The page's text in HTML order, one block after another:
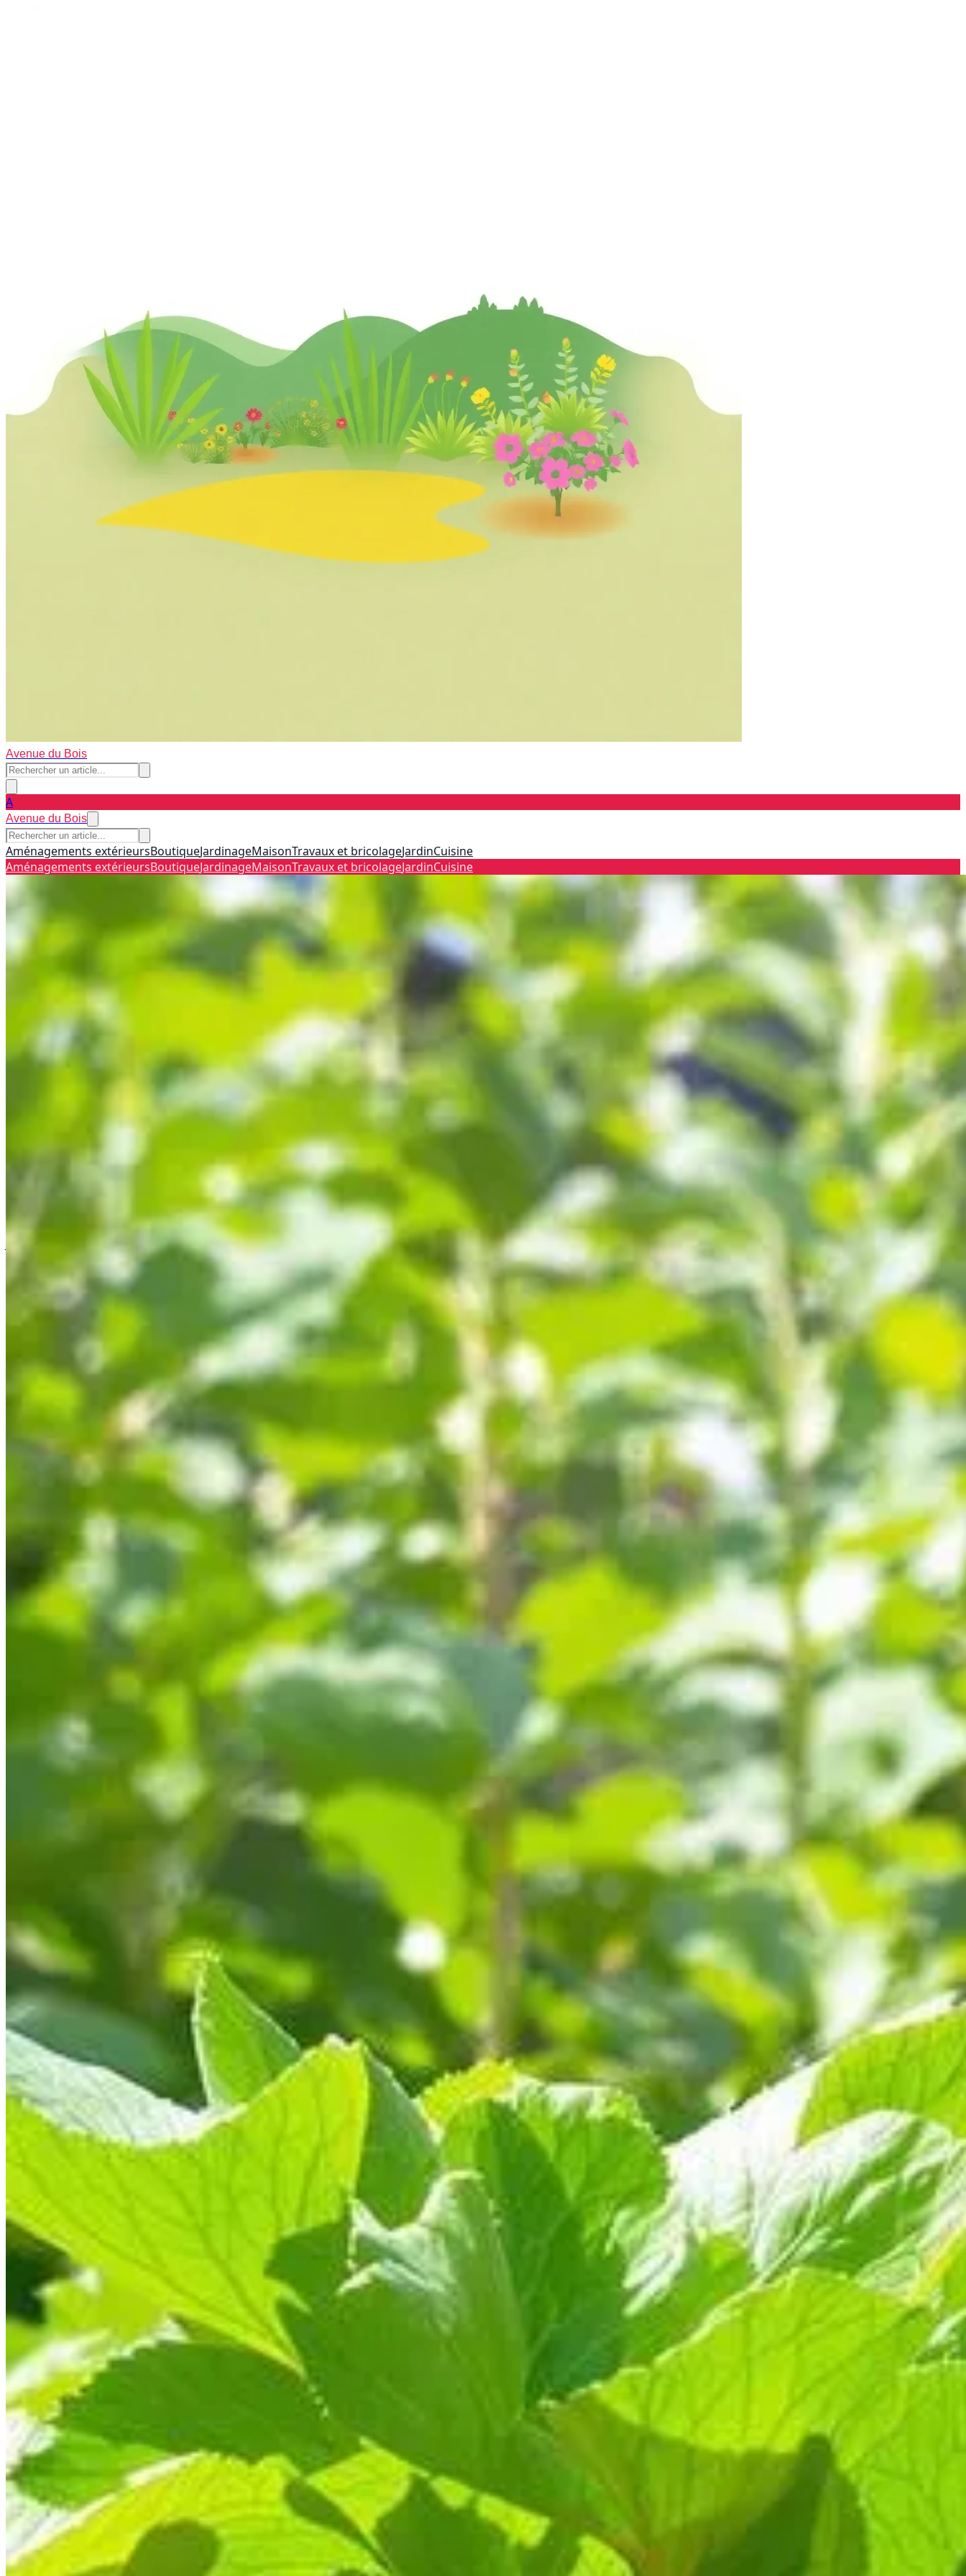
Avenue du Bois
A
Avenue du Bois
Aménagements extérieursBoutiqueJardinageMaisonTravaux et bricolageJardinCuisine
Aménagements extérieursBoutiqueJardinageMaisonTravaux et bricolageJardinCuisine
Accueil
La chaleur abîme vos radis ? Découvrez cette astuce inattendue pour les garder frais et croquants sans effort
La chaleur abîme vos radis ? Découvrez cette astuce inattendue pour les garder frais et croquants sans effort
6 juin 2025 à 11:22
La culture des radis en été présente un défi bien particulier : préserver leur fraîcheur et leur tendreté sous une chaleur souvent excessive. Bien souvent, les radis montent en graines
lorsqu'ils sont exposés à de telles conditions, rendant leurs racines fibreuses et donc immangeables. Il est pourtant possible de contourner ce problème grâce à une technique de jardinage
innovante : le compagnonnage vertical. Cette méthode judicieuse consiste à optimiser l'ombre pour protéger vos radis des fortes chaleurs, tout en leur assurant un bon accès à la lumière.
La meilleure méthode pour réussir cette culture ingénieuse vous sera dévoilée ici, accompagnée de nombreux conseils pour garantir la qualité de vos récoltes estivales.
Comment le compagnonnage vertical utilise l'ombre pour préserver la tendreté des radis
Adopter le compagnonnage vertical pour vos radis signifie choisir judicieusement leurs "compagnons" afin de leur offrir une ombre bénéfique. Les radis sont plantés à côté de cultures plus
hautes, comme les haricots à rames ou les tomates. Ces plantes créent un microclimat idéal pour les radis, filtrant la lumière directe du soleil tout en évitant la montée excessive de la
température du sol. Le cœur de cette technique repose sur une gestion astucieuse de la lumière et de l'ombre.
Éviter la montée en graines des radis grâce à un ombrage bien dosé
Le phénomène de montée en graines est une réaction de défense des radis face à la chaleur. En apportant un ombrage intelligent, cette réaction est minimisée. Les cultures compagnons
comme les haricots à rames non seulement protègent, mais leur hauteur favorise une circulation d'air optimale, réduisant ainsi le stress thermique.
Quels sont les meilleurs choix de cultures compagnons pour vos radis ?
Pour assurer la réussite de votre compagnonnage vertical, optez pour des plantes hautes mais légères. Les tomates et les haricots à rames constituent d'excellents choix. Non seulement
elles filtrent la lumière, mais leur croissance rapide assure une ombre constante au-dessus de vos radis toute la saison estivale.